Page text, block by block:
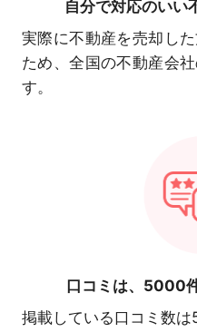
自分で対応のいい
実際に不動産を売却し
ため、全国の不動産会
す。
口コミは、 5000
掲載している口コミ数